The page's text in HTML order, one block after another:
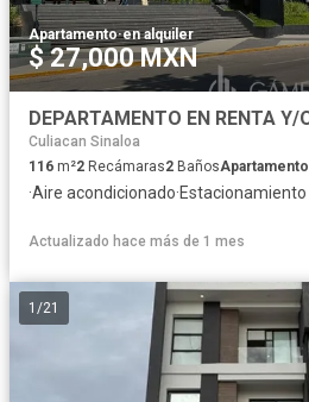
Apartamento·en alquiler
$ 27,000 MXN
Culiacan Sinaloa
116 m²2 Recámaras2 BañosApartamento
·Aire acondicionado·Estacionamiento
Actualizado hace más de 1 mes
1 /21